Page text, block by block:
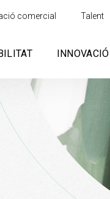
comercial Talent
INNOVACIÓ